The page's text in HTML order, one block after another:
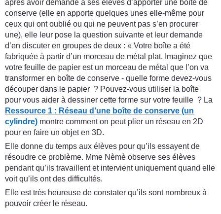
après avoir demandé à ses élèves d’apporter une boîte de
conserve (elle en apporte quelques unes elle-même pour
ceux qui ont oublié ou qui ne peuvent pas s’en procurer
une), elle leur pose la question suivante et leur demande
d’en discuter en groupes de deux : « Votre boîte a été
fabriquée à partir d’un morceau de métal plat. Imaginez que
votre feuille de papier est un morceau de métal que l’on va
transformer en boîte de conserve - quelle forme devez-vous
découper dans le papier ? Pouvez-vous utiliser la boîte
pour vous aider à dessiner cette forme sur votre feuille ? La
Ressource 1 : Réseau d’une boîte de conserve (un
cylindre) montre comment on peut plier un réseau en 2D
pour en faire un objet en 3D.
Elle donne du temps aux élèves pour qu’ils essayent de
résoudre ce problème. Mme Nèmè observe ses élèves
pendant qu’ils travaillent et intervient uniquement quand elle
voit qu’ils ont des difficultés.
Elle est très heureuse de constater qu’ils sont nombreux à
pouvoir créer le réseau.